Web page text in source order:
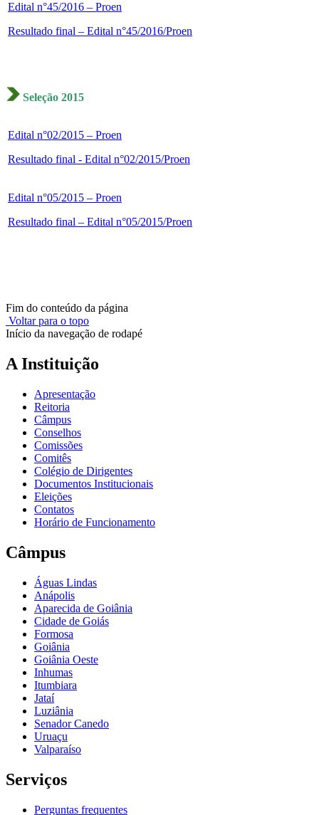
Edital n°45/2016 – Proen
Resultado final – Edital n°45/2016/Proen
Seleção 2015
Edital n°02/2015 – Proen
Resultado final - Edital n°02/2015/Proen
Edital n°05/2015 – Proen
Resultado final – Edital n°05/2015/Proen
Fim do conteúdo da página
Voltar para o topo
Início da navegação de rodapé
A Instituição
Apresentação
Reitoria
Câmpus
Conselhos
Comissões
Comitês
Colégio de Dirigentes
Documentos Institucionais
Eleições
Contatos
Horário de Funcionamento
Câmpus
Águas Lindas
Anápolis
Aparecida de Goiânia
Cidade de Goiás
Formosa
Goiânia
Goiânia Oeste
Inhumas
Itumbiara
Jataí
Luziânia
Senador Canedo
Uruaçu
Valparaíso
Serviços
Perguntas frequentes